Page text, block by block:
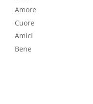
Amore
Cuore
Amici
Bene